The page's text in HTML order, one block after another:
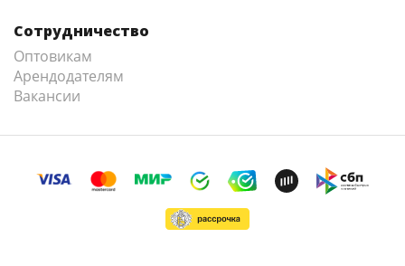
Сотрудничество
Оптовикам
Арендодателям
Вакансии